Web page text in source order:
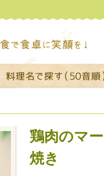
鶏肉のマ
焼き